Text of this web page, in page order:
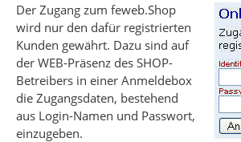
Der Zugang zum feweb.Shop
wird nur den dafür registrierten
Kunden gewährt. Dazu sind auf
der WEB-Präsenz des SHOP-
Betreibers in einer Anmeldebox
die Zugangsdaten, bestehend
aus Login-Namen und Passwort,
einzugeben.